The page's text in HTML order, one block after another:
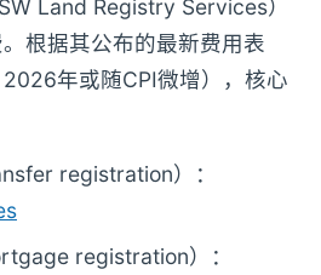
Land Registry Services）
根据其公布的最新费用表
2026年或随CPI微增），核心
registration）：
registration）：